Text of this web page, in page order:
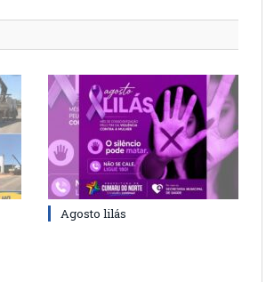
Agosto lilás